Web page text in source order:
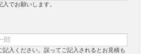
でお願いします。
入ください。誤ってご記入されるとお見積も